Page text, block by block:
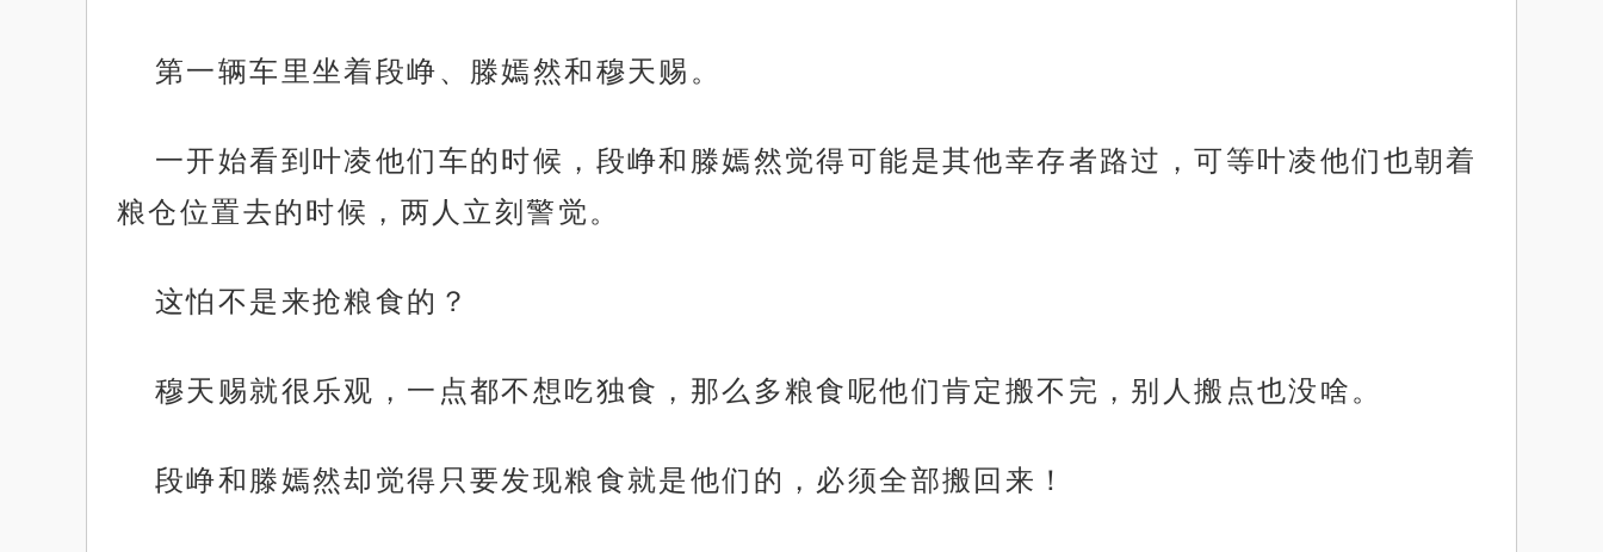
第一辆车里坐着段峥、滕嫣然和穆天赐。
一开始看到叶凌他们车的时候，段峥和滕嫣然觉得可能是其他幸存者路过，可等叶凌他们也朝着
粮仓位置去的时候，两人立刻警觉。
这怕不是来抢粮食的？
穆天赐就很乐观，一点都不想吃独食，那么多粮食呢他们肯定搬不完，别人搬点也没啥。
段峥和滕嫣然却觉得只要发现粮食就是他们的，必须全部搬回来！